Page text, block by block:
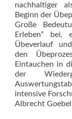
nachhal­tiger
Beginn der
Große
Erleben“ bei,
Übeverlauf
den
Eintauchen in
der
intensive
Albrecht Goebel